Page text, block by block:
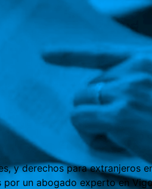
y derechos para extranjeros
un abogado experto en